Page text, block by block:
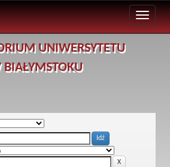
UNIWERSYTETU
BIAŁYMSTOKU